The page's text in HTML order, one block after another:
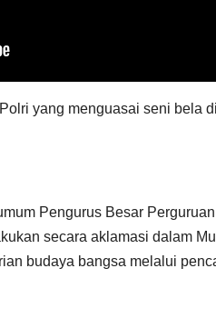
yang menguasai seni bela
Pengurus Besar
secara aklamasi dalam
budaya bangsa melalui